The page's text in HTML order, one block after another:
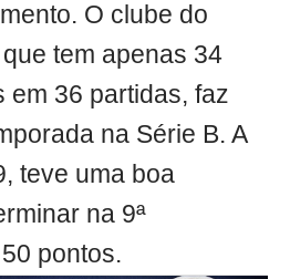
O clube do
tem apenas 34
em 36 partidas, faz
na Série B. A
teve uma boa
na 9ª
pontos.